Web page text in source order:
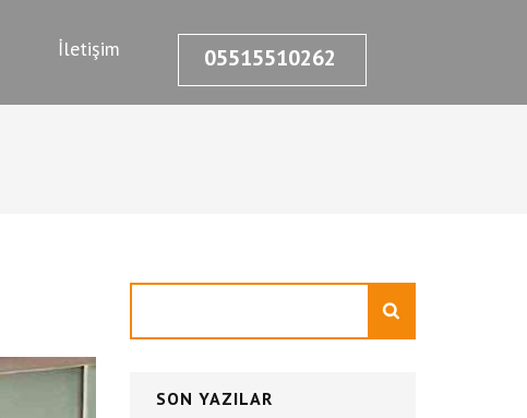
İletişim 05515510262
SON YAZILAR